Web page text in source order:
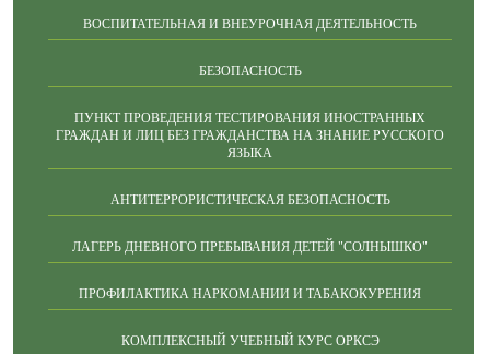
ВОСПИТАТЕЛЬНАЯ И ВНЕУРОЧНАЯ ДЕЯТЕЛЬНОСТЬ
БЕЗОПАСНОСТЬ
ПУНКТ ПРОВЕДЕНИЯ ТЕСТИРОВАНИЯ ИНОСТРАННЫХ
ГРАЖДАН И ЛИЦ БЕЗ ГРАЖДАНСТВА НА ЗНАНИЕ РУССКОГО
ЯЗЫКА
АНТИТЕРРОРИСТИЧЕСКАЯ БЕЗОПАСНОСТЬ
ЛАГЕРЬ ДНЕВНОГО ПРЕБЫВАНИЯ ДЕТЕЙ "СОЛНЫШКО"
ПРОФИЛАКТИКА НАРКОМАНИИ И ТАБАКОКУРЕНИЯ
КОМПЛЕКСНЫЙ УЧЕБНЫЙ КУРС ОРКСЭ